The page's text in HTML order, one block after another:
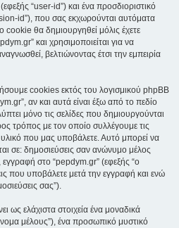
“user-id”) και ένα προσδιοριστικό
id”), που σας εκχωρούνται αυτόματα
cookie θα δημιουργηθεί μόλις έχετε
και χρησιμοποιείται για να
βελτιώνοντας έτσι την εμπειρία
cookies εκτός του λογισμικού phpBB
αν και αυτά είναι έξω από το πεδίο
μόνο τις σελίδες που δημιουργούνται
τρόπος με τον οποίο συλλέγουμε τις
που μας υποβάλετε. Αυτό μπορεί να
σε: δημοσιεύσεις σαν ανώνυμο μέλος
εγγραφή στο “pepdym.gr” (εφεξής “ο
που υποβάλετε μετά την εγγραφή και ενώ
σας”).
ως ελάχιστα στοιχεία ένα μοναδικά
μέλους”), ένα προσωπικό μυστικό